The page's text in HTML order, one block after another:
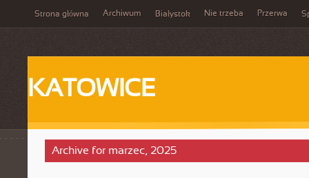
Strona główna Archiwum Białystok Nie trzeba Przerwa
KATOWICE
Archive for marzec, 2025